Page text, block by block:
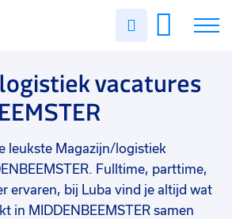
Uren
vacatures
leukste Magazijn/logistiek
Fulltime, parttime,
ervaren, bij Luba vind je altijd wat
in MIDDENBEEMSTER samen
13